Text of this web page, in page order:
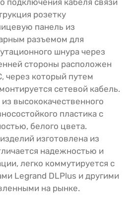
подключения кабеля связи
розетку
панель из
разъемом для
шнура через
стороны расположен
через который путем
сетевой кабель.
высококачественного
пластика с
белого цвета.
изготовлена из
надежностью и
легко коммутируется с
Legrand DLPlus и другими
на рынке.